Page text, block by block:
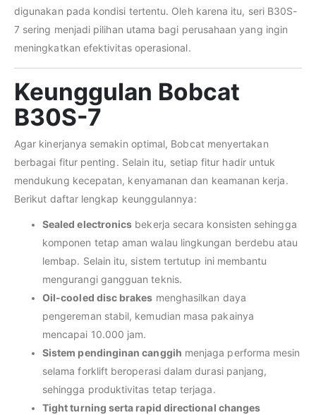
digunakan pada kondisi tertentu. Oleh karena itu, seri B30S-
7 sering menjadi pilihan utama bagi perusahaan yang ingin
meningkatkan efektivitas operasional.
Keunggulan Bobcat
B30S-7
Agar kinerjanya semakin optimal, Bobcat menyertakan
berbagai fitur penting. Selain itu, setiap fitur hadir untuk
mendukung kecepatan, kenyamanan dan keamanan kerja.
Berikut daftar lengkap keunggulannya:
Sealed electronics bekerja secara konsisten sehingga
komponen tetap aman walau lingkungan berdebu atau
lembap. Selain itu, sistem tertutup ini membantu
mengurangi gangguan teknis.
Oil-cooled disc brakes menghasilkan daya
pengereman stabil, kemudian masa pakainya
mencapai 10.000 jam.
Sistem pendinginan canggih menjaga performa mesin
selama forklift beroperasi dalam durasi panjang,
sehingga produktivitas tetap terjaga.
Tight turning serta rapid directional changes